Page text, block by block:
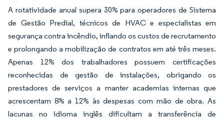
A rotatividade anual supera 30% para operadores de Sistema
de Gestão Predial, técnicos de HVAC e especialistas em
segurança contra incêndio, inflando os custos de recrutamento
e prolongando a mobilização de contratos em até três meses.
Apenas 12% dos trabalhadores possuem certificações
reconhecidas de gestão de instalações, obrigando os
prestadores de serviços a manter academias internas que
acrescentam 8% a 12% às despesas com mão de obra. As
lacunas no idioma inglês dificultam a transferência de